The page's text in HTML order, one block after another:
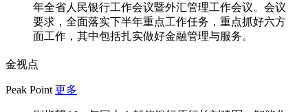
年全省人民银行工作会议暨外汇管理工作会议。会议
要求，全面落实下半年重点工作任务，重点抓好六方
面工作，其中包括扎实做好金融管理与服务。
金视点
Peak Point 更多